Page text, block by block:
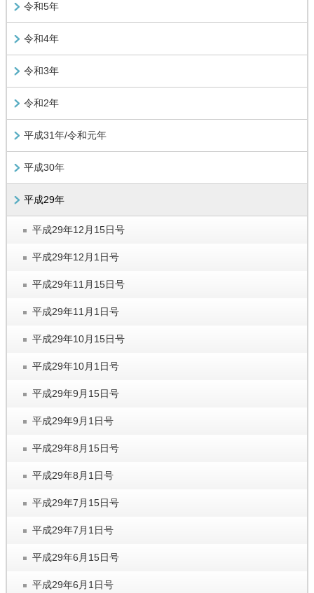
令和5年
令和4年
令和3年
令和2年
平成31年/令和元年
平成30年
平成29年
平成29年12月15日号
平成29年12月1日号
平成29年11月15日号
平成29年11月1日号
平成29年10月15日号
平成29年10月1日号
平成29年9月15日号
平成29年9月1日号
平成29年8月15日号
平成29年8月1日号
平成29年7月15日号
平成29年7月1日号
平成29年6月15日号
平成29年6月1日号